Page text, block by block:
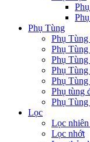
Phụ Tùng
Phụ
Phụ
Phụ
Phụ
Phụ
Phụ tùng
Phụ
Lọc
Lọc
Lọc nhớt